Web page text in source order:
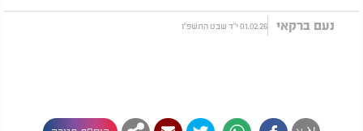
נעם ברקאי 01.02.26 י"ד שבט התשפ"ו